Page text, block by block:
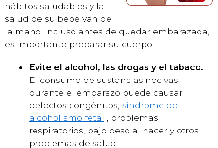
hábitos saludables y la
salud de su bebé van de
la mano. Incluso antes de quedar embarazada,
es importante preparar su cuerpo:
Evite el alcohol, las drogas y el tabaco.
El consumo de sustancias nocivas
durante el embarazo puede causar
defectos congénitos, síndrome de
alcoholismo fetal , problemas
respiratorios, bajo peso al nacer y otros
problemas de salud.